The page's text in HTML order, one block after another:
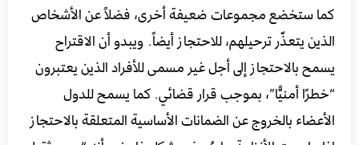
كما ستخضع مجموعات ضعيفة أخرى، فضلاً عن الأشخاص
الذين يتعذّر ترحيلهم، للاحتجاز أيضاً. ويبدو أن الاقتراح
يسمح بالاحتجاز إلى أجل غير مسمى للأفراد الذين يعتبرون
“خطرًا أمنيًّا”، بموجب قرار قضائي. كما يسمح للدول
الأعضاء بالخروج عن الضمانات الأساسية المتعلقة بالاحتجاز